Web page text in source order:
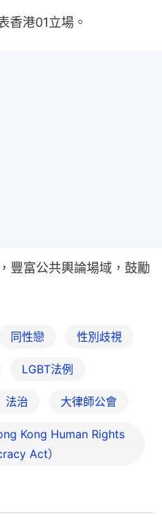
香港01立場。
豐富公共輿論場域，鼓勵
同性戀 性別歧視
LGBT法例
法治 大律師公會
Kong Human Rights
Act）